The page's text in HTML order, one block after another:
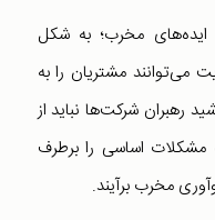
ایده‌های مخرب؛ به شکل
می‌توانند مشتریان را به
رهبران شرکت‌ها نباید از
مشکلات اساسی را برطرف
مخرب برآیند.